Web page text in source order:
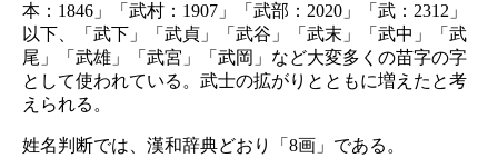
本：1846」「武村：1907」「武部：2020」「武：2312」
以下、「武下」「武貞」「武谷」「武末」「武中」「武
尾」「武雄」「武宮」「武岡」など大変多くの苗字の字
として使われている。武士の拡がりとともに増えたと考
えられる。
姓名判断では、漢和辞典どおり「8画」である。